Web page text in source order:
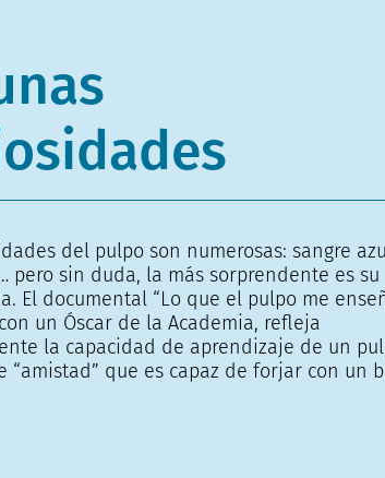
del pulpo son numerosas: sangre
pero sin duda, la más sorprendente es su
El documental “Lo que el pulpo me
un Óscar de la Academia, refleja
la capacidad de aprendizaje de un
“amistad” que es capaz de forjar con un